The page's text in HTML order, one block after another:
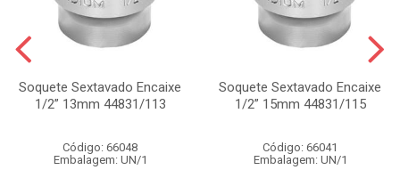
Soquete Sextavado Encaixe
1/2” 13mm 44831/113
Código: 66048
Embalagem: UN/1
Soquete Sextavado Encaixe
1/2” 15mm 44831/115
Código: 66041
Embalagem: UN/1